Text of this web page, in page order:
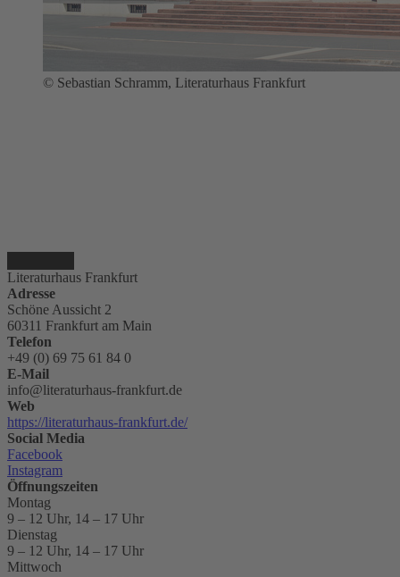
© Sebastian Schramm, Literaturhaus Frankfurt
Literaturhaus Frankfurt
Adresse
Schöne Aussicht 2
60311 Frankfurt am Main
Telefon
+49 (0) 69 75 61 84 0
E-Mail
info@literaturhaus-frankfurt.de
Web
https://literaturhaus-frankfurt.de/
Social Media
Facebook
Instagram
Öffnungszeiten
Montag
9 – 12 Uhr, 14 – 17 Uhr
Dienstag
9 – 12 Uhr, 14 – 17 Uhr
Mittwoch